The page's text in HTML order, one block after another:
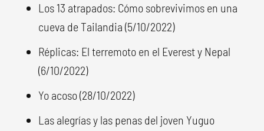
Los 13 atrapados: Cómo sobrevivimos en una
cueva de Tailandia (5/10/2022)
Réplicas: El terremoto en el Everest y Nepal
(6/10/2022)
Yo acoso (28/10/2022)
Las alegrías y las penas del joven Yuguo